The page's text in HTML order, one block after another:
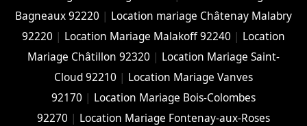
Bagneaux 92220 | Location mariage Châtenay Malabry
92220 | Location Mariage Malakoff 92240 | Location
Mariage Châtillon 92320 | Location Mariage Saint-
Cloud 92210 | Location Mariage Vanves
92170 | Location Mariage Bois-Colombes
92270 | Location Mariage Fontenay-aux-Roses